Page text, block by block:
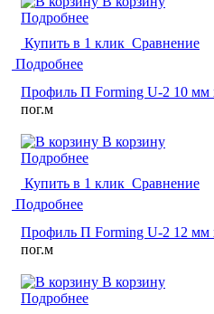
Подробнее
Купить в 1 клик Сравнение
Подробнее
Профиль П Forming U-2 10 мм
пог.м
В корзину
Подробнее
Купить в 1 клик Сравнение
Подробнее
Профиль П Forming U-2 12 мм
пог.м
В корзину
Подробнее